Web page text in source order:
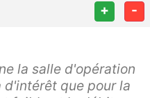
+ -
la salle d'opération
d'intérêt que pour la